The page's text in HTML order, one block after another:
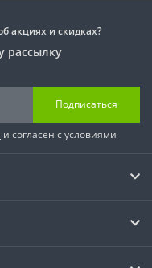
акциях и скидках?
рассылку
Подписаться
и согласен с условиями